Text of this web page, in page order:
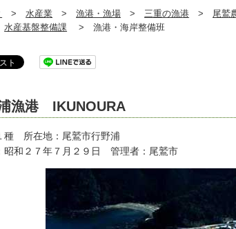
> 水産業 > 漁港・漁場 > 三重の漁港 > 尾鷲
水産基盤整備課 > 漁港・海岸整備班
漁港 IKUNOURA
種 所在地：尾鷲市行野浦
昭和２７年７月２９日 管理者：尾鷲市